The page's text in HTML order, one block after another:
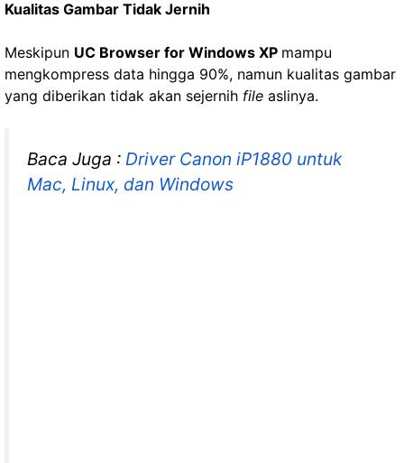
Kualitas Gambar Tidak Jernih
Meskipun UC Browser for Windows XP mampu
mengkompress data hingga 90%, namun kualitas gambar
yang diberikan tidak akan sejernih file aslinya.
Baca Juga : Driver Canon iP1880 untuk
Mac, Linux, dan Windows